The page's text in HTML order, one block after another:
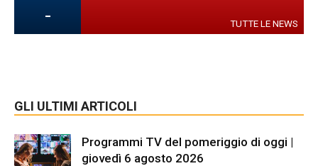
- TUTTE LE NEWS
GLI ULTIMI ARTICOLI
Programmi TV del pomeriggio di oggi |
giovedì 6 agosto 2026